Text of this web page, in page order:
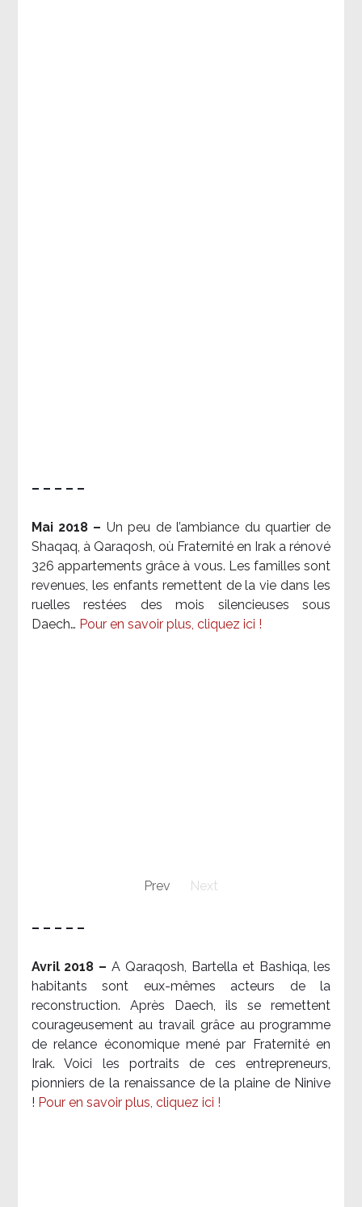
– – – – –
Mai 2018 – Un peu de l’ambiance du quartier de
Shaqaq, à Qaraqosh, où Fraternité en Irak a rénové
326 appartements grâce à vous. Les familles sont
revenues, les enfants remettent de la vie dans les
ruelles restées des mois silencieuses sous
Daech… Pour en savoir plus, cliquez ici !
Prev Next
– – – – –
Avril 2018 –A Qaraqosh, Bartella et Bashiqa, les
habitants sont eux-mêmes acteurs de la
reconstruction. Après Daech, ils se remettent
courageusement au travail grâce au programme
de relance économique mené par Fraternité en
Irak. Voici les portraits de ces entrepreneurs,
pionniers de la renaissance de la plaine de Ninive
! Pour en savoir plus, cliquez ici !